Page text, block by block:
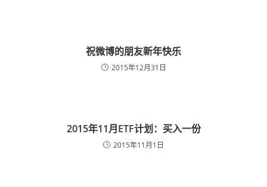
祝微博的朋友新年快乐
2015年12月31日
2015年11月ETF计划：买入一份
2015年11月1日